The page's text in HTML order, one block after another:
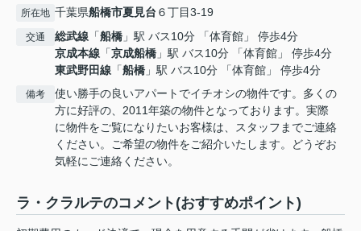
所在地 千葉県船橋市夏見台 ６丁目3-19
交通 総武線 「船橋 」駅 バス10分 「体育館」 停歩4分
京成本線 「京成船橋 」駅 バス10分 「体育館」 停歩4分
東武野田線 「船橋 」駅 バス10分 「体育館」 停歩4分
備考
使い勝手の良いアパートでイチオシの物件です。多くの
方に好評の、2011年築の物件となっております。実際
に物件をご覧になりたいお客様は、スタッフまでご連絡
ください。ご希望の物件をご紹介いたします。どうぞお
気軽にご連絡ください。
ラ・クラルテのコメント(おすすめポイント)